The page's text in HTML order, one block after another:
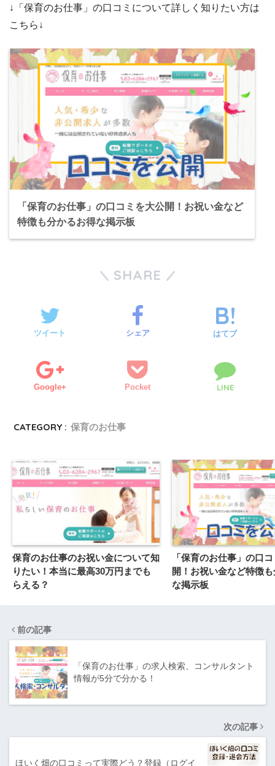
↓「保育のお仕事」の口コミについて詳しく知りたい方は
こちら↓
「保育のお仕事」の口コミを大公開！お祝い金など
特徴も分かるお得な掲示板
SHARE
ツイート シェア はてブ
Google+ Pocket LINE
CATEGORY : 保育のお仕事
保育のお仕事のお祝い金について知
りたい！本当に最高30万円までも
らえる？
「保育のお仕事」の口
開！お祝い金など特徴
な掲示板
前の記事
「保育のお仕事」の求人検索、コンサルタント
情報が5分で分かる！
次の記事
ほいく畑の口コミって実際どう？登録（ログイ